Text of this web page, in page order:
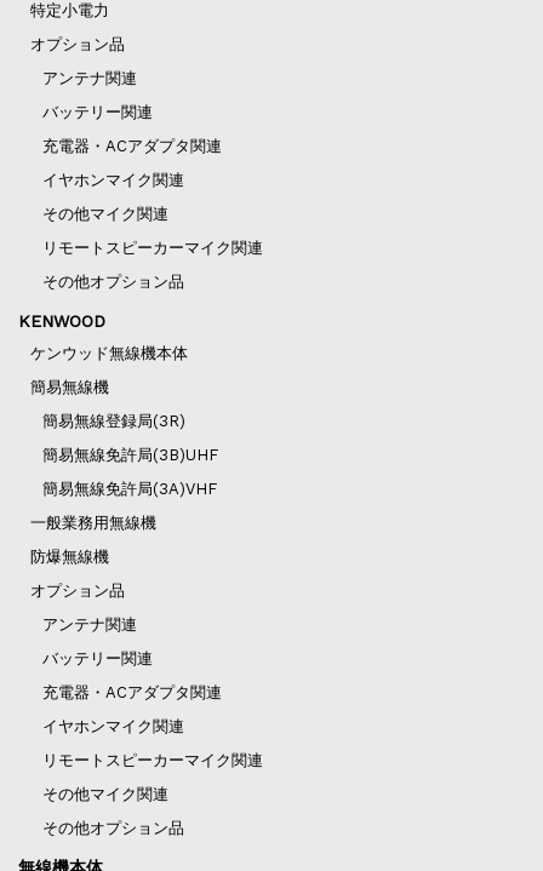
特定小電力
オプション品
アンテナ関連
バッテリー関連
充電器・ACアダプタ関連
イヤホンマイク関連
その他マイク関連
リモートスピーカーマイク関連
その他オプション品
KENWOOD
ケンウッド無線機本体
簡易無線機
簡易無線登録局(3R)
簡易無線免許局(3B)UHF
簡易無線免許局(3A)VHF
一般業務用無線機
防爆無線機
オプション品
アンテナ関連
バッテリー関連
充電器・ACアダプタ関連
イヤホンマイク関連
リモートスピーカーマイク関連
その他マイク関連
その他オプション品